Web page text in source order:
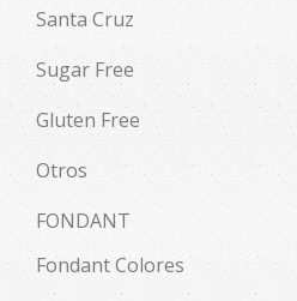
Santa Cruz
Sugar Free
Gluten Free
Otros
FONDANT
Fondant Colores